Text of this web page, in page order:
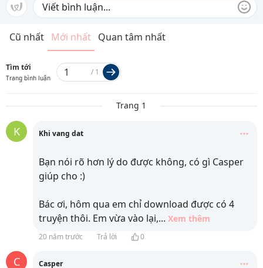
Cũ nhất Mới nhất Quan tâm nhất
Tìm tới
Trang bình luận
/ 1
Trang 1
K Khi vang dat
Bạn nói rõ hơn lý do được không, có gì Casper
giúp cho :)
Bác ơi, hôm qua em chỉ download được có 4
truyện thôi. Em vừa vào lại,... Xem thêm
20 năm trước Trả lời 0
C Casper